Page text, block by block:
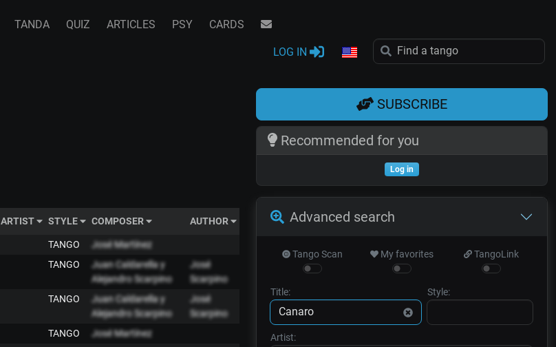
TANDA QUIZ ARTICLES PSY CARDS
LOG IN
ARTIST STYLE COMPOSER AUTHOR
TANGO
José Martínez
TANGO
Juan Caldarella y
Alejandro Scarpino
José
Scarpino
TANGO
Juan Caldarella y
Alejandro Scarpino
José
Scarpino
TANGO
José Martínez
SUBSCRIBE
Recommended for you
Log in
Advanced search
Tango Scan My favorites TangoLink
Title: Style:
Artist: